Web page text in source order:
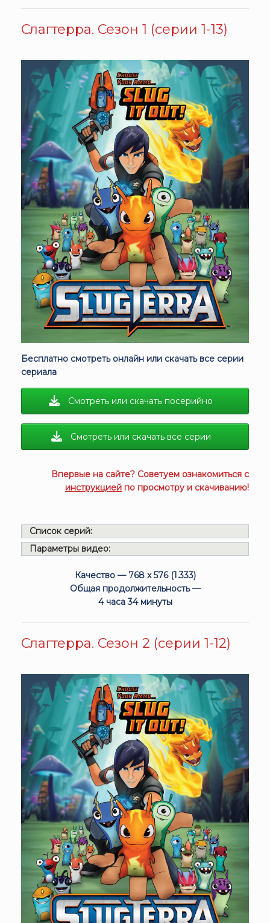
Слагтерра. Сезон 1 (серии 1-13)
Бесплатно смотреть онлайн или скачать все серии
сериала
Смотреть или скачать посерийно
Смотреть или скачать все серии
Впервые на сайте? Советуем ознакомиться с
инструкцией по просмотру и скачиванию!
Список серий:
Параметры видео:
Качество — 768 x 576 (1.333)
Общая продолжительность —
4 часа 34 минуты
Слагтерра. Сезон 2 (серии 1-12)